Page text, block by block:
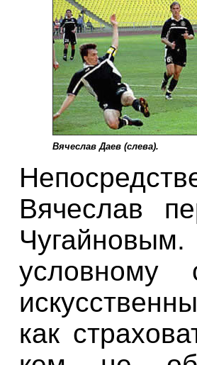
Вячеслав Даев (слева).
Вячеслав
Чугайновым.
условному
как